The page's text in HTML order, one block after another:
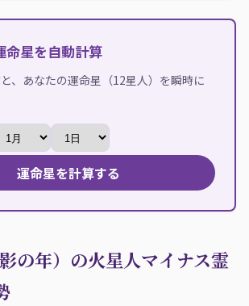
命星を自動計算
、あなたの運命星（12星人）を瞬時に
運命星を計算する
の年）の火星人マイナス霊